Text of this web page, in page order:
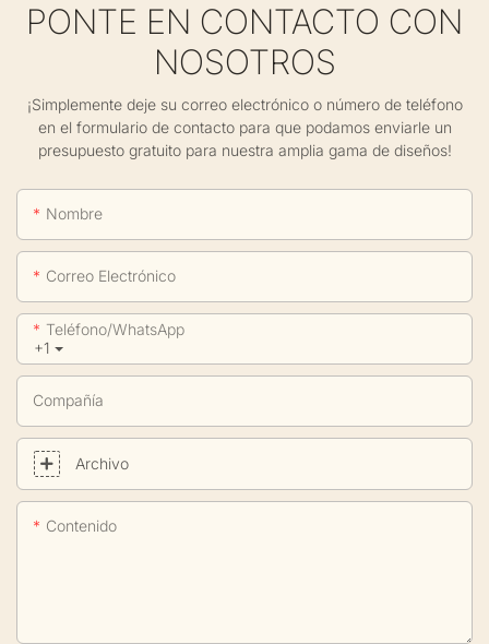
PONTE EN CONTACTO CON
NOSOTROS
¡Simplemente deje su correo electrónico o número de teléfono
en el formulario de contacto para que podamos enviarle un
presupuesto gratuito para nuestra amplia gama de diseños!
Nombre
Correo Electrónico
+1
Teléfono/WhatsApp
Compañía
Archivo
Contenido